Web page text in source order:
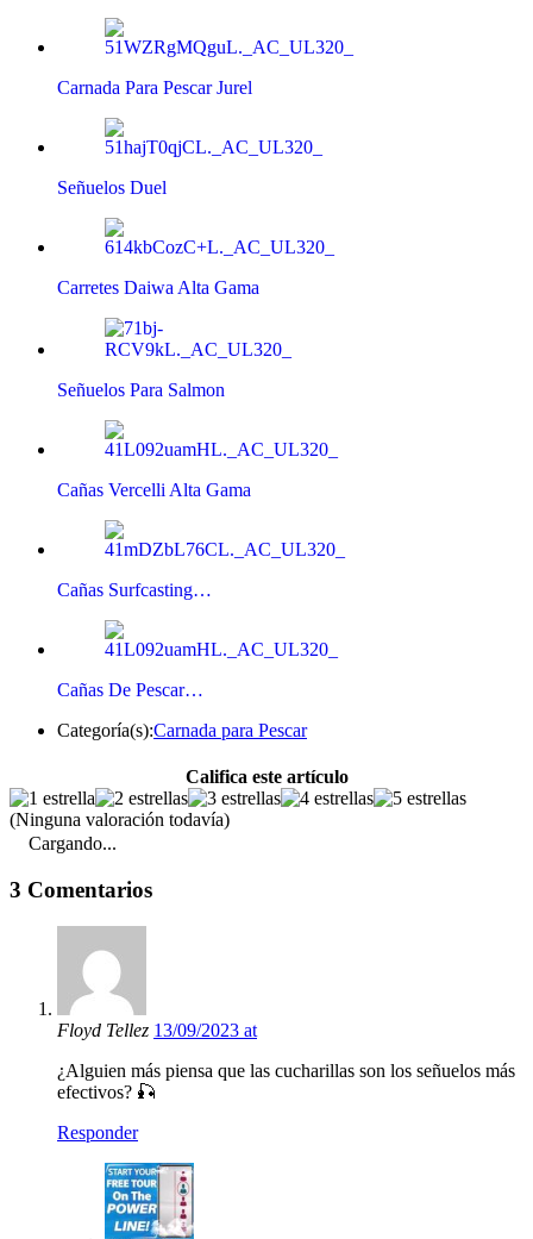
Carnada Para Pescar Jurel
Señuelos Duel
Carretes Daiwa Alta Gama
Señuelos Para Salmon
Cañas Vercelli Alta Gama
Cañas Surfcasting…
Cañas De Pescar…
Categoría(s):Carnada para Pescar
Califica este artículo
(Ninguna valoración todavía)
Cargando...
3 Comentarios
Floyd Tellez 13/09/2023 at
¿Alguien más piensa que las cucharillas son los señuelos más
efectivos? 🎣
Responder